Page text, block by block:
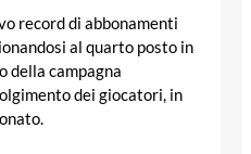
record di abbonamenti
al quarto posto in
della campagna
dei giocatori, in